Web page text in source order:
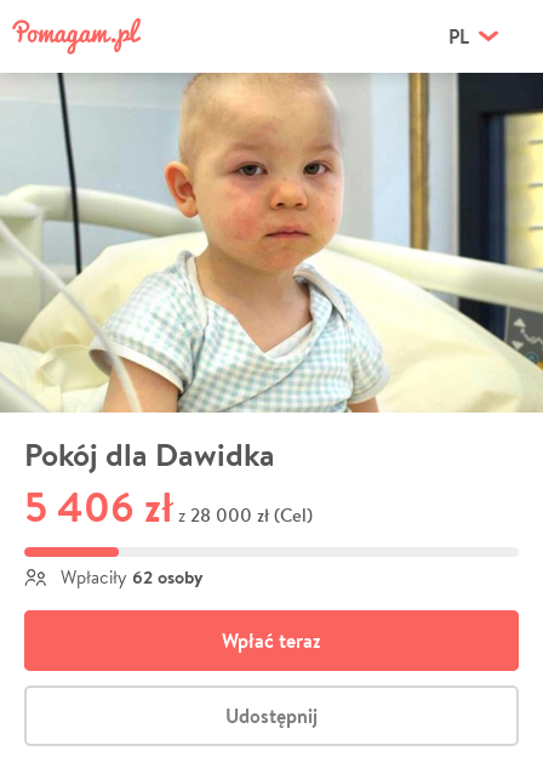
PL
Pokój dla Dawidka
5 406 zł z 28 000 zł (Cel)
Wpłaciły 62 osoby
Wpłać teraz
Udostępnij